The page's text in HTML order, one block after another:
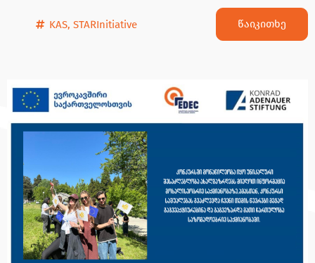
KAS, STARInitiative წაიკითხე